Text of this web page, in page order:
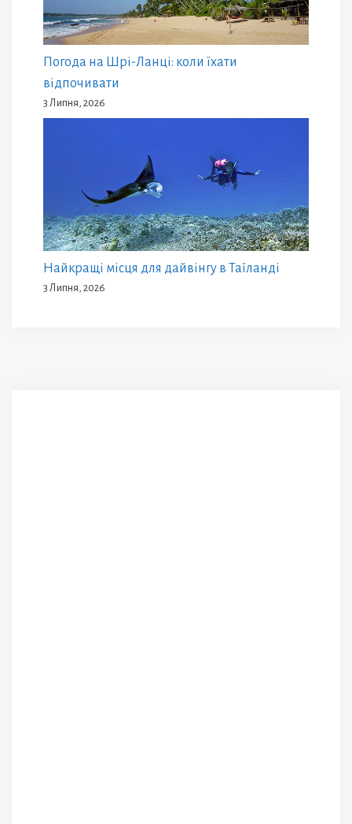
Погода на Шрі-Ланці: коли їхати
відпочивати
3 Липня, 2026
Найкращі місця для дайвінгу в Таїланді
3 Липня, 2026